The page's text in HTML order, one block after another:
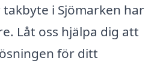
i Sjömarken har
Låt oss hjälpa dig att
för ditt